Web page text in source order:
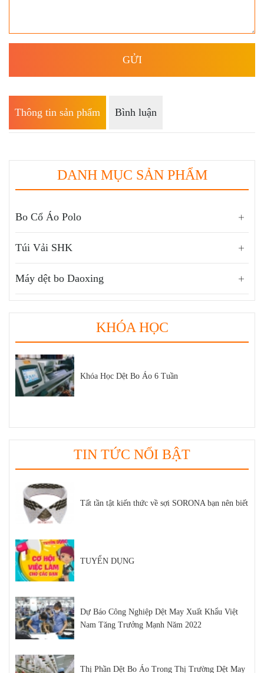
Thông tin sản phẩm Bình luận
DANH MỤC SẢN PHẨM
Bo Cổ Áo Polo
Túi Vải SHK
Máy dệt bo Daoxing
KHÓA HỌC
Khóa Học Dệt Bo Áo 6 Tuần
TIN TỨC NỔI BẬT
Tất tần tật kiến thức về sợi SORONA bạn nên biết
TUYỂN DỤNG
Dự Báo Công Nghiệp Dệt May Xuất Khẩu Việt
Nam Tăng Trưởng Mạnh Năm 2022
Thị Phần Dệt Bo Áo Trong Thị Trường Dệt May